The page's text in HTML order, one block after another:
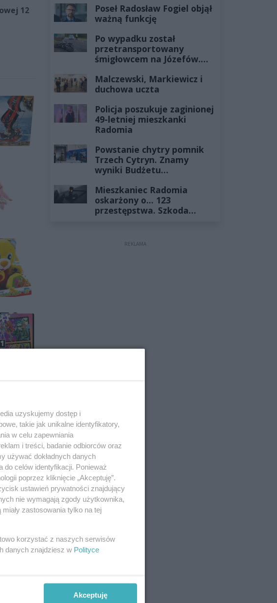
12
Poseł Radosław Fogiel objął
ważną funkcję
Po wypadku został
przetransportowany
śmigłowcem na Józefów.
żyłach
Malczewski, Markiewicz i
duchowa uczta
Policja poszukuje zaginionej
49-letniej mieszkanki
Radomia
Powstanie chytry pomnik
Trzech Cytryn. Znamy
wyniki Budżetu
Mieszkaniec Radomia
oskarżony o... 123
przestępstwa. Szkoda
REKLAMA
uzyskujemy dostęp i
takie jak unikalne identyfikatory,
w celu zapewniania
i treści, badanie odbiorców oraz
używać dokładnych danych
celów identyfikacji. Ponieważ
poprzez kliknięcie „Akceptuję”.
ustawień prywatności znajdujący
nie wymagają zgody użytkownika,
zastosowania tylko na tej
korzystać z naszych serwisów
danych znajdziesz w Polityce
Akceptuję